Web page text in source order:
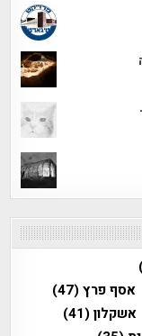
אסף פרץ(47)
אשקלון(41)